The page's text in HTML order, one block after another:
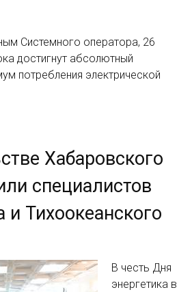
Системного оператора, 26
достигнут абсолютный
потребления электрической
Хабаровского
специалистов
Тихоокеанского
В честь Дня
энергетика в